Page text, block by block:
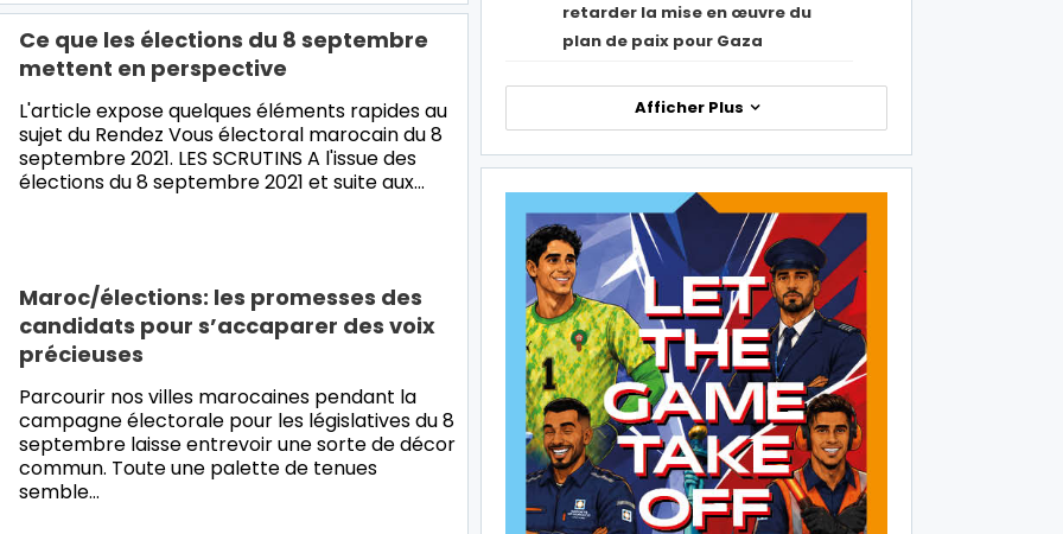
Ce que les élections du 8 septembre
mettent en perspective
L'article expose quelques éléments rapides au
sujet du Rendez Vous électoral marocain du 8
septembre 2021. LES SCRUTINS A l'issue des
élections du 8 septembre 2021 et suite aux…
Maroc/élections: les promesses des
candidats pour s’accaparer des voix
précieuses
Parcourir nos villes marocaines pendant la
campagne électorale pour les législatives du 8
septembre laisse entrevoir une sorte de décor
commun. Toute une palette de tenues
semble…
retarder la mise en œuvre du
plan de paix pour Gaza
Afficher Plus